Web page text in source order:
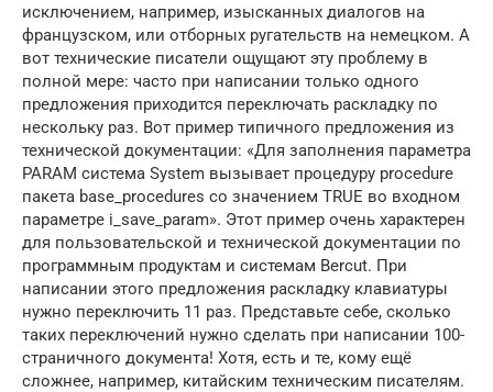
исключением, например, изысканных диалогов на
французском, или отборных ругательств на немецком. А
вот технические писатели ощущают эту проблему в
полной мере: часто при написании только одного
предложения приходится переключать раскладку по
нескольку раз. Вот пример типичного предложения из
технической документации: «Для заполнения параметра
PARAM система System вызывает процедуру procedure
пакета base_procedures со значением TRUE во входном
параметре i_save_param». Этот пример очень характерен
для пользовательской и технической документации по
программным продуктам и системам Bercut. При
написании этого предложения раскладку клавиатуры
нужно переключить 11 раз. Представьте себе, сколько
таких переключений нужно сделать при написании 100-
страничного документа! Хотя, есть и те, кому ещё
сложнее, например, китайским техническим писателям.